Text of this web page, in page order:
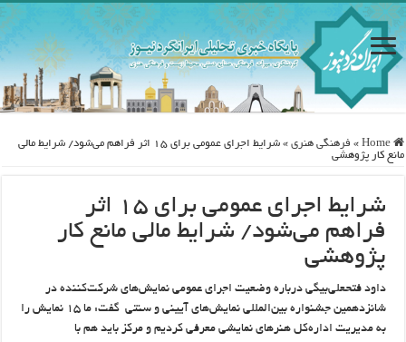
Home
» فرهنگی هنری »
شرایط اجرای عمومی برای ۱۵ اثر فراهم می‌شود/ شرایط مالی
مانع کار پژوهشی
شرایط اجرای عمومی برای ۱۵ اثر
فراهم می‌شود/ شرایط مالی مانع کار
پژوهشی
داود فتحعلی‌بیگی درباره وضعیت اجرای عمومی نمایش‌های شرکت‌کننده در
شانزدهمین جشنواره بین‌المللی نمایش‌های آیینی و سنتی گفت: ما ۱۵ نمایش را
به مدیریت اداره‌کل هنرهای نمایشی معرفی کردیم و مرکز باید هم با